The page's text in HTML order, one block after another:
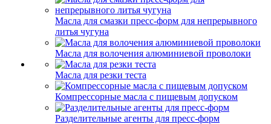
Масла для смазки пресс-форм для непрерывного
литья чугуна
Масла для волочения алюминиевой проволоки
Масла для резки теста
Компрессорные масла с пищевым допуском
Разделительные агенты для пресс-форм